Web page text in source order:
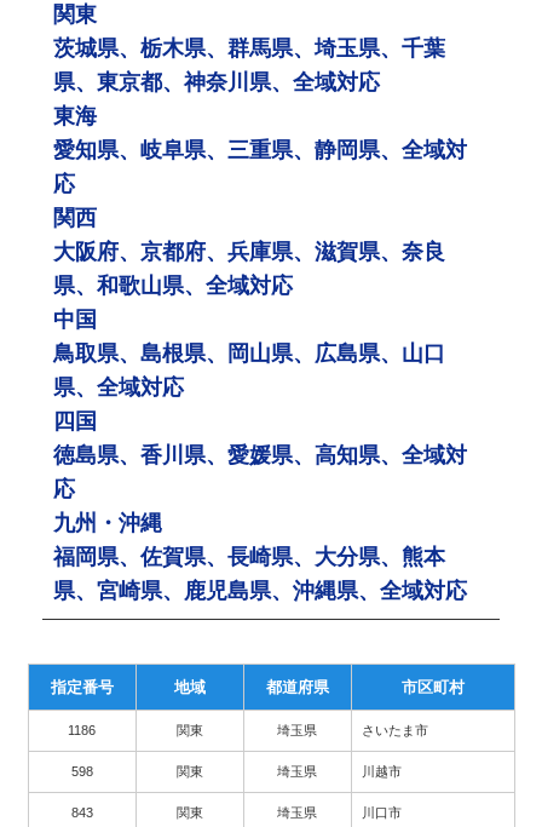
関東
茨城県、栃木県、群馬県、埼玉県、千葉
県、東京都、神奈川県、全域対応
東海
愛知県、岐阜県、三重県、静岡県、全域対
応
関西
大阪府、京都府、兵庫県、滋賀県、奈良
県、和歌山県、全域対応
中国
鳥取県、島根県、岡山県、広島県、山口
県、全域対応
四国
徳島県、香川県、愛媛県、高知県、全域対
応
九州・沖縄
福岡県、佐賀県、長崎県、大分県、熊本
県、宮崎県、鹿児島県、沖縄県、全域対応
指定番号 地域 都道府県 市区町村
1186 関東 埼玉県 さいたま市
598 関東 埼玉県 川越市
843 関東 埼玉県 川口市